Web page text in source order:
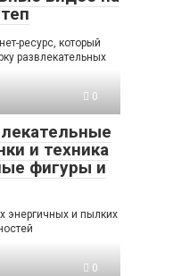
ресурс, который
развлекательных
0
и техника
фигуры и
энергичных и пылких
0